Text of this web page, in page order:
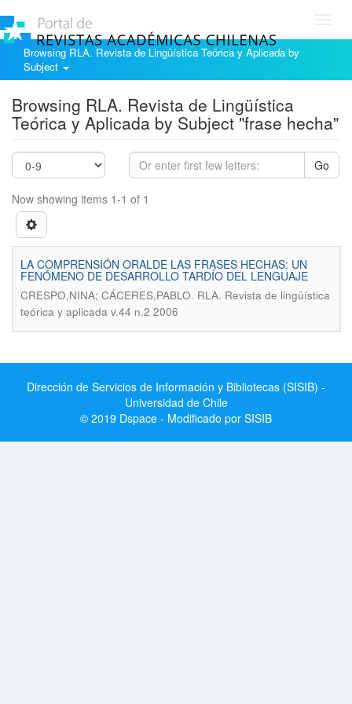
Browsing RLA. Revista de Lingüística Teórica y Aplicada by
Subject
Browsing RLA. Revista de Lingüística
Teórica y Aplicada by Subject "frase hecha"
Go
Now showing items 1-1 of 1
LA COMPRENSIÓN ORALDE LAS FRASES HECHAS: UN
FENÓMENO DE DESARROLLO TARDÍO DEL LENGUAJE
CRESPO,NINA; CÁCERES,PABLO. RLA. Revista de lingüística
teórica y aplicada v.44 n.2 2006
Dirección de Servicios de Información y Bibliotecas (SISIB) -
Universidad de Chile
© 2019 Dspace - Modificado por SISIB